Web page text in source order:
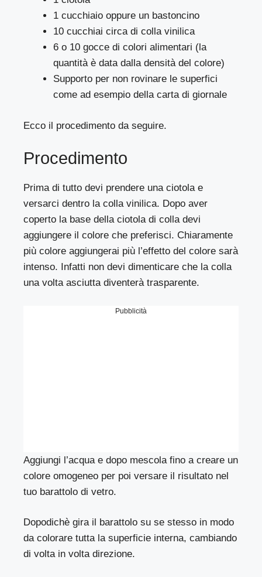
1 cucchiaio oppure un bastoncino
10 cucchiai circa di colla vinilica
6 o 10 gocce di colori alimentari (la
quantità è data dalla densità del colore)
Supporto per non rovinare le superfici
come ad esempio della carta di giornale
Ecco il procedimento da seguire.
Procedimento
Prima di tutto devi prendere una ciotola e
versarci dentro la colla vinilica. Dopo aver
coperto la base della ciotola di colla devi
aggiungere il colore che preferisci. Chiaramente
più colore aggiungerai più l’effetto del colore sarà
intenso. Infatti non devi dimenticare che la colla
una volta asciutta diventerà trasparente.
Pubblicità
Aggiungi l’acqua e dopo mescola fino a creare un
colore omogeneo per poi versare il risultato nel
tuo barattolo di vetro.
Dopodichè gira il barattolo su se stesso in modo
da colorare tutta la superficie interna, cambiando
di volta in volta direzione.